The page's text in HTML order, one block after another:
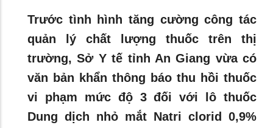
Trước tình hình tăng cường công tác
quản lý chất lượng thuốc trên thị
trường, Sở Y tế tỉnh An Giang vừa có
văn bản khẩn thông báo thu hồi thuốc
vi phạm mức độ 3 đối với lô thuốc
Dung dịch nhỏ mắt Natri clorid 0,9%